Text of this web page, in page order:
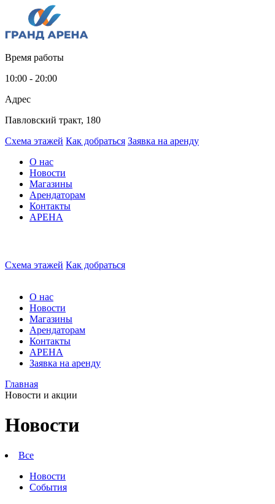
Время работы
10:00 - 20:00
Адрес
Павловский тракт, 180
Схема этажей Как добраться Заявка на аренду
О нас
Новости
Магазины
Арендаторам
Контакты
АРЕНА
Схема этажей Как добраться
О нас
Новости
Магазины
Арендаторам
Контакты
АРЕНА
Заявка на аренду
Мебельные
магазины
в
Барнауле
Новости
Новости
Большой
и
корпусной
мебели
Главная
Новости и акции
Новости
Все
Новости
События